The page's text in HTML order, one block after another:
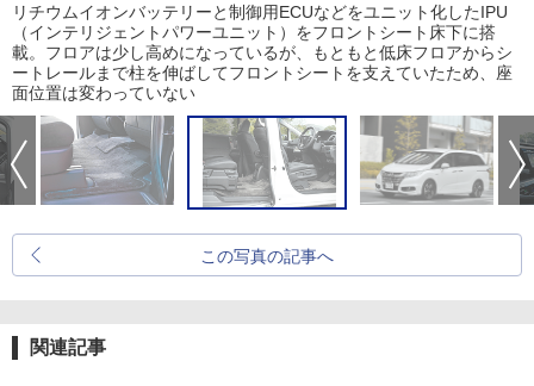
リチウムイオンバッテリーと制御用ECUなどをユニット化したIPU
（インテリジェントパワーユニット）をフロントシート床下に搭
載。フロアは少し高めになっているが、もともと低床フロアからシ
ートレールまで柱を伸ばしてフロントシートを支えていたため、座
面位置は変わっていない
この写真の記事へ
関連記事